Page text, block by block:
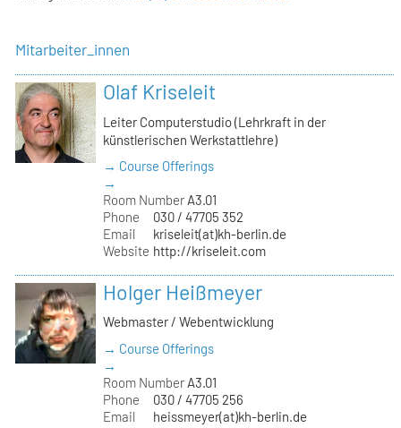
Mitarbeiter_innen
Olaf Kriseleit
Leiter Computerstudio (Lehrkraft in der
künstlerischen Werkstattlehre)
→ Course Offerings
→
Room Number A3.01
Phone
030 / 47705 352
Email
kriseleit(at)kh-berlin.de
Website http://kriseleit.com
Holger Heißmeyer
Webmaster / Webentwicklung
→ Course Offerings
→
Room Number A3.01
Phone
030 / 47705 256
Email
heissmeyer(at)kh-berlin.de